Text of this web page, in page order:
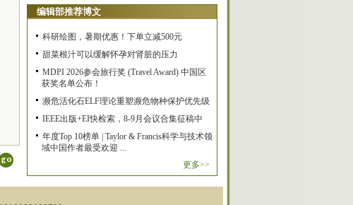
编辑部推荐博文
科研绘图，暑期优惠！下单立减500元
甜菜根汁可以缓解怀孕对肾脏的压力
MDPI 2026参会旅行奖 (Travel Award) 中国区
获奖名单公布！
濒危活化石ELF理论重塑濒危物种保护优先级
IEEE出版+EI快检索，8-9月会议合集征稿中
年度Top 10榜单 | Taylor & Francis科学与技术领
域中国作者最受欢迎 ...
更多>>